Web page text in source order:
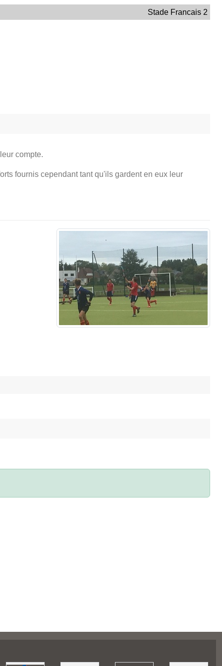
Stade Francais 2
compte.
fournis cependant tant qu'ils gardent en eux leur